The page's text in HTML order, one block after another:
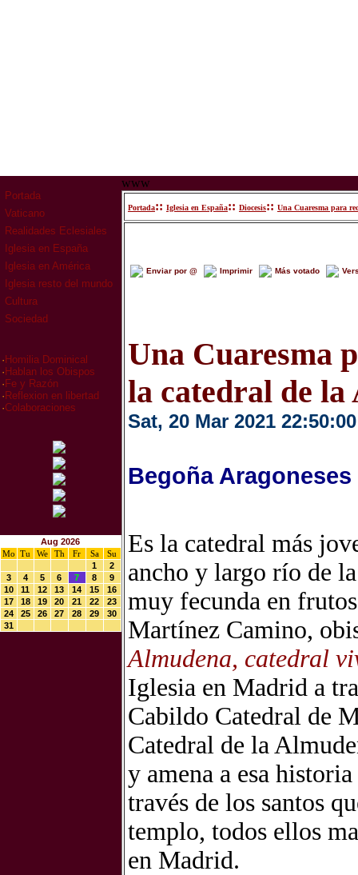
Portada
Vaticano
Realidades Eclesiales
Iglesia en España
Iglesia en América
Iglesia resto del mundo
Cultura
Sociedad
· Homilia Dominical
· Hablan los Obispos
· Fe y Razón
· Reflexion en libertad
·Colaboraciones
Aug 2026
Mo
Tu We Th Fr Sa
Su
1
2
3
4 5 6 7 8
9
10
11 12 13 14 15
16
17
18 19 20 21 22
23
24
25 26 27 28 29
30
31
www
Portada:: Iglesia en España:: Diocesis:: Una Cuaresma para
Enviar por @ Imprimir Más votado
Una Cuaresma
la catedral de la
Sat, 20 Mar 2021 22:50:00
Begoña
Es la catedral más
ancho y largo río de
muy fecunda en
Martínez Camino,
Almudena, catedral
Iglesia en Madrid a
Cabildo Catedral de
Catedral de la
y amena a esa
través de los santos
templo, todos ellos
en Madrid.